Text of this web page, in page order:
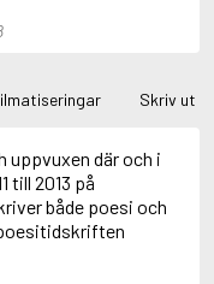
Skriv ut
uppvuxen där och i
till 2013 på
både poesi och